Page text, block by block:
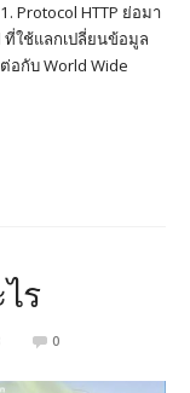
Protocol HTTP ย่อมา
ที่ใช้แลกเปลี่ยนข้อมูล
อกับ World Wide
ร
0